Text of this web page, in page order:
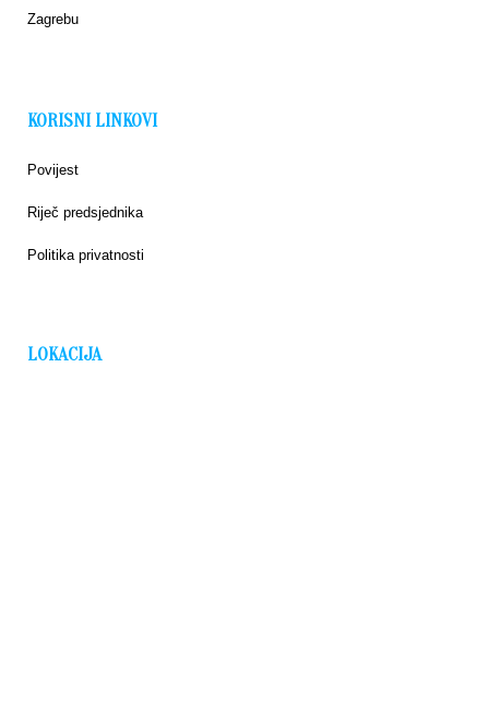
Zagrebu
KORISNI LINKOVI
Povijest
Riječ predsjednika
Politika privatnosti
LOKACIJA